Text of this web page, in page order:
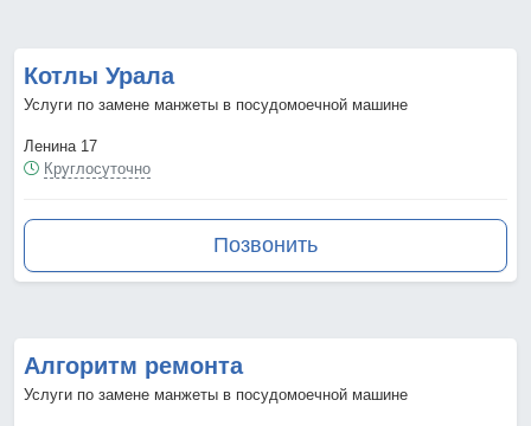
Котлы Урала
Услуги по замене манжеты в посудомоечной машине
Ленина 17
Круглосуточно
Позвонить
Алгоритм ремонта
Услуги по замене манжеты в посудомоечной машине